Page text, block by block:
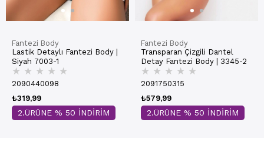
Fantezi Body
Lastik Detaylı Fantezi Body |
Siyah 7003-1
★ ★ ★ ★ ★
2090440098
₺319,99
2.ÜRÜNE % 50 İNDİRİM
Fantezi Body
Transparan Çizgili Dantel
Detay Fantezi Body | 3345-2
★ ★ ★ ★ ★
2091750315
₺579,99
2.ÜRÜNE % 50 İNDİRİM